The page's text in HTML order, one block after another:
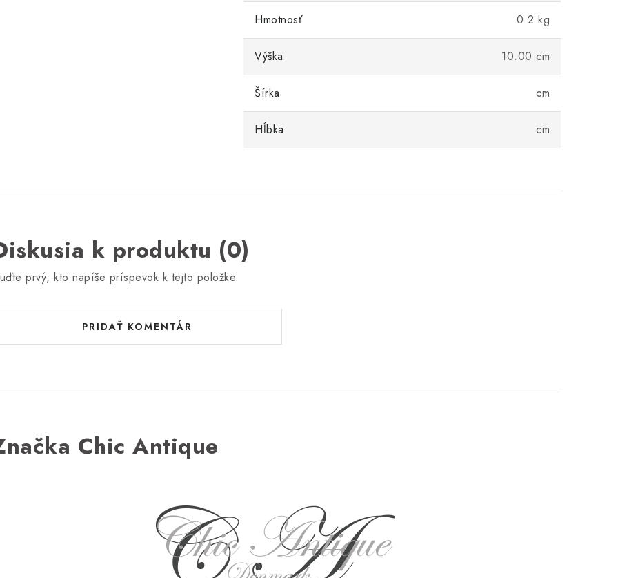
Hmotnosť 0.2 kg
Výška 10.00 cm
Šírka cm
Hĺbka cm
k produktu (0)
prvý, kto napíše príspevok k tejto položke.
PRIDAŤ KOMENTÁR
Chic Antique